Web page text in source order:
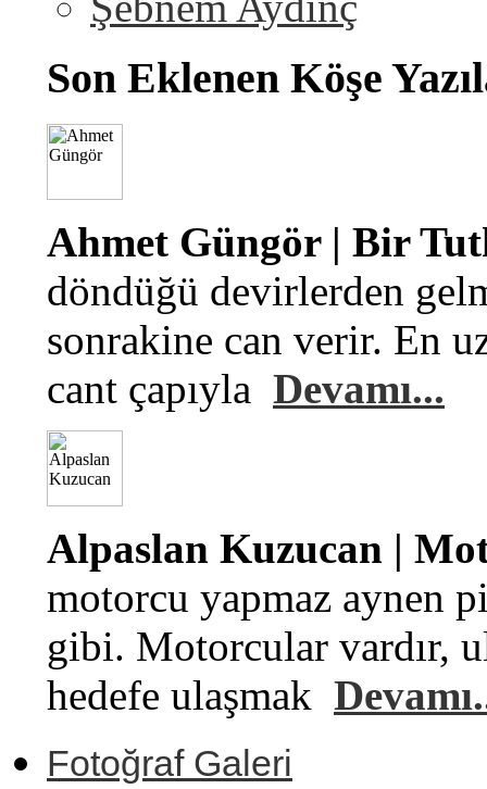
Son Eklenen Köşe
Ahmet Güngör | Bir
döndüğü devirlerden
sonrakine can verir. En
cant çapıyla Devamı...
Alpaslan Kuzucan |
motorcu yapmaz aynen
gibi. Motorcular vardır,
hedefe ulaşmak
Fotoğraf Galeri